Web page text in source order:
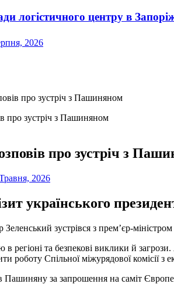
логістичного центру в
2026
про зустріч з Пашиняном
про зустріч з
2026
українського
зустрівся з прем’єр-
в регіоні та безпекові виклики й
роботу Спільної міжурядової комісії з
Пашиняну за запрошення на саміт